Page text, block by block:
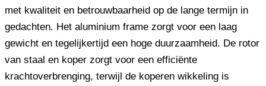
met kwaliteit en betrouwbaarheid op de lange termijn in
gedachten. Het aluminium frame zorgt voor een laag
gewicht en tegelijkertijd een hoge duurzaamheid. De rotor
van staal en koper zorgt voor een efficiënte
krachtoverbrenging, terwijl de koperen wikkeling is